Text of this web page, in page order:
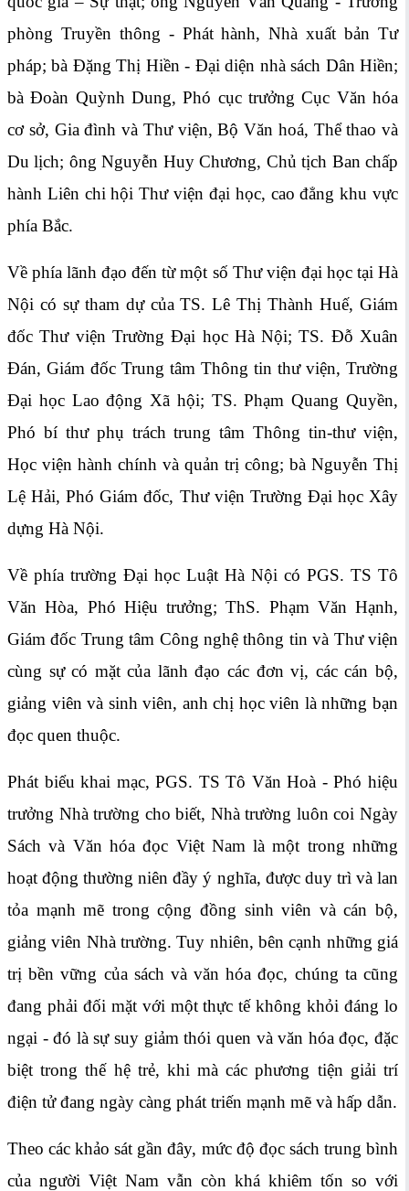
phòng Truyền thông - Phát hành, Nhà xuất bản Tư
pháp; bà Đặng Thị Hiền - Đại diện nhà sách Dân Hiền;
bà Đoàn Quỳnh Dung, Phó cục trưởng Cục Văn hóa
cơ sở, Gia đình và Thư viện, Bộ Văn hoá, Thể thao và
Du lịch; ông Nguyễn Huy Chương, Chủ tịch Ban chấp
hành Liên chi hội Thư viện đại học, cao đẳng khu vực
phía Bắc.
Về phía lãnh đạo đến từ một số Thư viện đại học tại Hà
Nội có sự tham dự của TS. Lê Thị Thành Huế, Giám
đốc Thư viện Trường Đại học Hà Nội; TS. Đỗ Xuân
Đán, Giám đốc Trung tâm Thông tin thư viện, Trường
Đại học Lao động Xã hội; TS. Phạm Quang Quyền,
Phó bí thư phụ trách trung tâm Thông tin-thư viện,
Học viện hành chính và quản trị công; bà Nguyễn Thị
Lệ Hải, Phó Giám đốc, Thư viện Trường Đại học Xây
dựng Hà Nội.
Về phía trường Đại học Luật Hà Nội có PGS. TS Tô
Văn Hòa, Phó Hiệu trưởng; ThS. Phạm Văn Hạnh,
Giám đốc Trung tâm Công nghệ thông tin và Thư viện
cùng sự có mặt của lãnh đạo các đơn vị, các cán bộ,
giảng viên và sinh viên, anh chị học viên là những bạn
đọc quen thuộc.
Phát biểu khai mạc, PGS. TS Tô Văn Hoà - Phó hiệu
trưởng Nhà trường cho biết, Nhà trường luôn coi Ngày
Sách và Văn hóa đọc Việt Nam là một trong những
hoạt động thường niên đầy ý nghĩa, được duy trì và lan
tỏa mạnh mẽ trong cộng đồng sinh viên và cán bộ,
giảng viên Nhà trường. Tuy nhiên, bên cạnh những giá
trị bền vững của sách và văn hóa đọc, chúng ta cũng
đang phải đối mặt với một thực tế không khỏi đáng lo
ngại - đó là sự suy giảm thói quen và văn hóa đọc, đặc
biệt trong thế hệ trẻ, khi mà các phương tiện giải trí
điện tử đang ngày càng phát triến mạnh mẽ và hấp dẫn.
Theo các khảo sát gần đây, mức độ đọc sách trung bình
của người Việt Nam vẫn còn khá khiêm tốn so với